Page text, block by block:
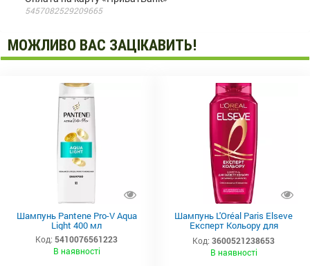
5457082529209665
МОЖЛИВО ВАС ЗАЦІКАВИТЬ!
Шампунь Pantene Pro-V Aqua
Light 400 мл
Код: 5410076561223
В наявності
Шампунь L'Oréal Paris Elseve
Експерт Кольору для
фарбованого або мелірованого
волосся 400 мл
Код: 3600521238653
В наявності